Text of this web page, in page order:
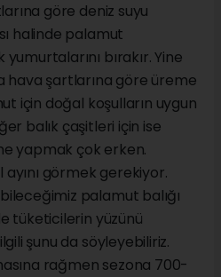
göre deniz suyu
halinde palamut
bırakır. Yine
hava şartlarına göre üreme
için doğal koşulların uygun
balık çaşitleri için ise
yapmak çok erken.
ayını görmek gerekiyor.
palamut balığı
tüketicilerin yüzünü
şunu da söyleyebiliriz.
rağmen sezona 700-